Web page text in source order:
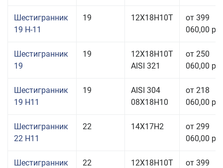
Шестигранник
19 Н-11
19 12Х18Н10Т
от 399
060,00
Шестигранник
19
19
12Х18Н10Т
AISI 321
от 250
060,00
Шестигранник
19 H11
19
AISI 304
08Х18Н10
от 218
060,00
Шестигранник
22 H11
22 14Х17Н2
от 299
060,00
Шестигранник
22 12Х18Н10Т
от 399